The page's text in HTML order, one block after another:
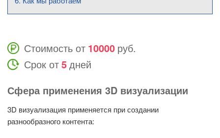
Стоимость от 10000 руб.
Срок от5дней
Сфера применения 3D визуализации
3D визуализация применяется при создании
разнообразного контента: